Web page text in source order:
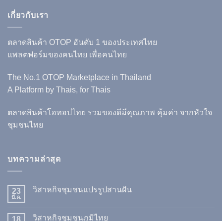
เกี่ยวกับเรา
ตลาดสินค้า OTOP อันดับ 1 ของประเทศไทย
แพลตฟอร์มของคนไทย เพื่อคนไทย
The No.1 OTOP Marketplace in Thailand
A Platform by Thais, for Thais
ตลาดสินค้าโอทอปไทย รวมของดีมีคุณภาพ คุ้มค่า จากหัวใจ
ชุมชนไทย
บทความล่าสุด
23
มี.ค.
วิสาหกิจชุมชนแปรรูปสานฝัน
18 วิสาหกิจชุมชนภูมิไทย